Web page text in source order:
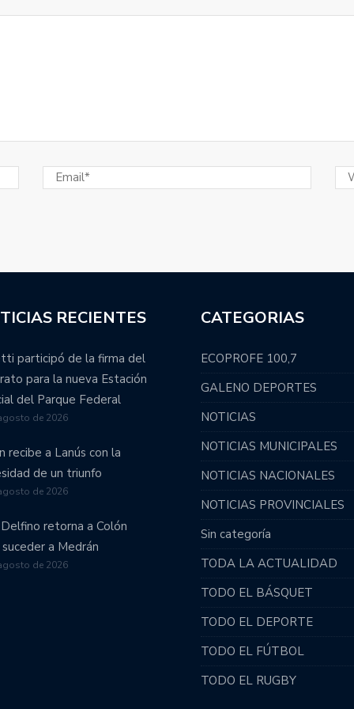
101 velitas.
formativas en el 2023.
para la Liga Argentina: cuándo se suman los
retorno a la Primera División.
Santiago del Estero.
visitante y complicó su permanencia en primera
tomó un respiro.
un reñido partido.
RECIENTES
participó de la firma del
para la nueva Estación
del Parque Federal
de 2026
recibe a Lanús con la
de un triunfo
de 2026
retorna a Colón
a Medrán
de 2026
CATEGORIAS
ECOPROFE 100,7
GALENO DEPORTES
NOTICIAS
NOTICIAS MUNICIPALES
NOTICIAS NACIONALES
NOTICIAS PROVINCIALES
Sin categoría
TODA LA ACTUALIDAD
TODO EL BÁSQUET
TODO EL DEPORTE
TODO EL FÚTBOL
TODO EL RUGBY